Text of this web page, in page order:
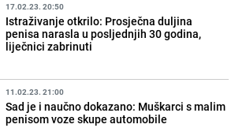
17.02.23. 20:50
Istraživanje otkrilo: Prosječna duljina
penisa narasla u posljednjih 30 godina,
liječnici zabrinuti
11.02.23. 21:00
Sad je i naučno dokazano: Muškarci s malim
penisom voze skupe automobile